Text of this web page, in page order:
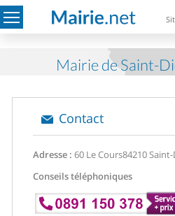
Mairie de Saint-
Contact
Adresse : 60 Le Cours84210
Conseils téléphoniques